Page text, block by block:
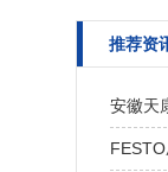
推荐资
安徽天